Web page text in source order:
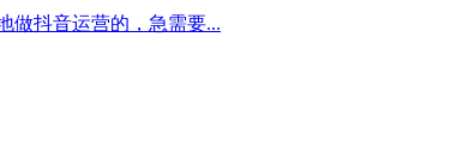
做抖音运营的，急需要...